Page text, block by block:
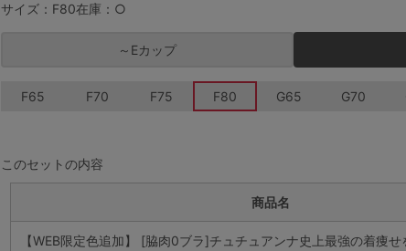
高評価レビューアイテム
サイズ：F80在庫：○
～Eカップ
F65 F70 F75 F80 G65 G70
このセットの内容
商品名
【WEB限定色追加】 [脇肉0ブラ]チュチュアンナ史上最強の着痩